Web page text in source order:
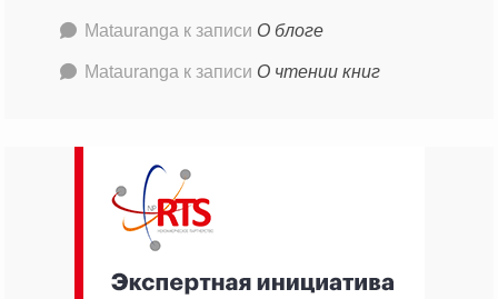
Matauranga к записи О блоге
Matauranga к записи О чтении книг